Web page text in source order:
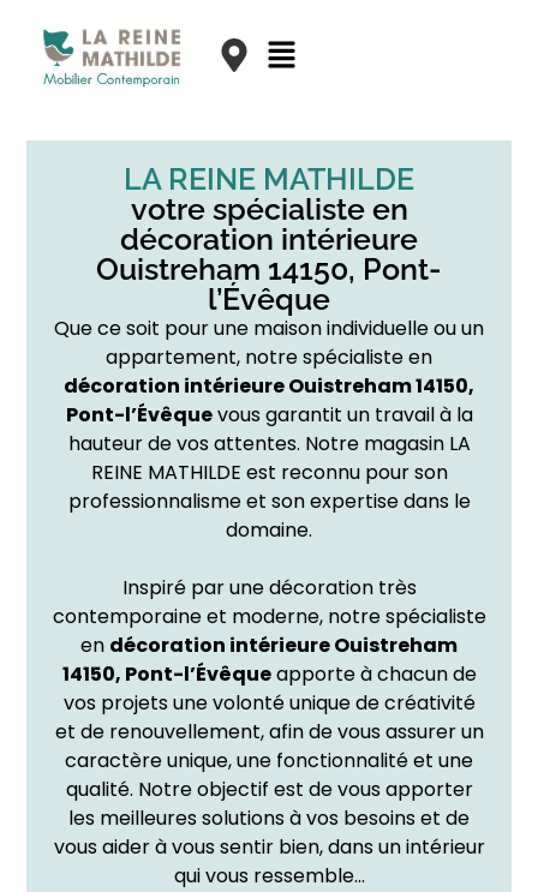
LA REINE MATHILDE
votre spécialiste en
décoration intérieure
Ouistreham 14150, Pont-
l’Évêque
Que ce soit pour une maison individuelle ou un
appartement, notre spécialiste en
décoration intérieure Ouistreham 14150,
Pont-l’Évêquevous garantit un travail à la
hauteur de vos attentes. Notre magasin LA
REINE MATHILDE est reconnu pour son
professionnalisme et son expertise dans le
domaine.
Inspiré par une décoration très
contemporaine et moderne, notre spécialiste
en décoration intérieureOuistreham
14150, Pont-l’Évêqueapporte à chacun de
vos projets une volonté unique de créativité
et de renouvellement, afin de vous assurer un
caractère unique, une fonctionnalité et une
qualité. Notre objectif est de vous apporter
les meilleures solutions à vos besoins et de
vous aider à vous sentir bien, dans un intérieur
qui vous ressemble…